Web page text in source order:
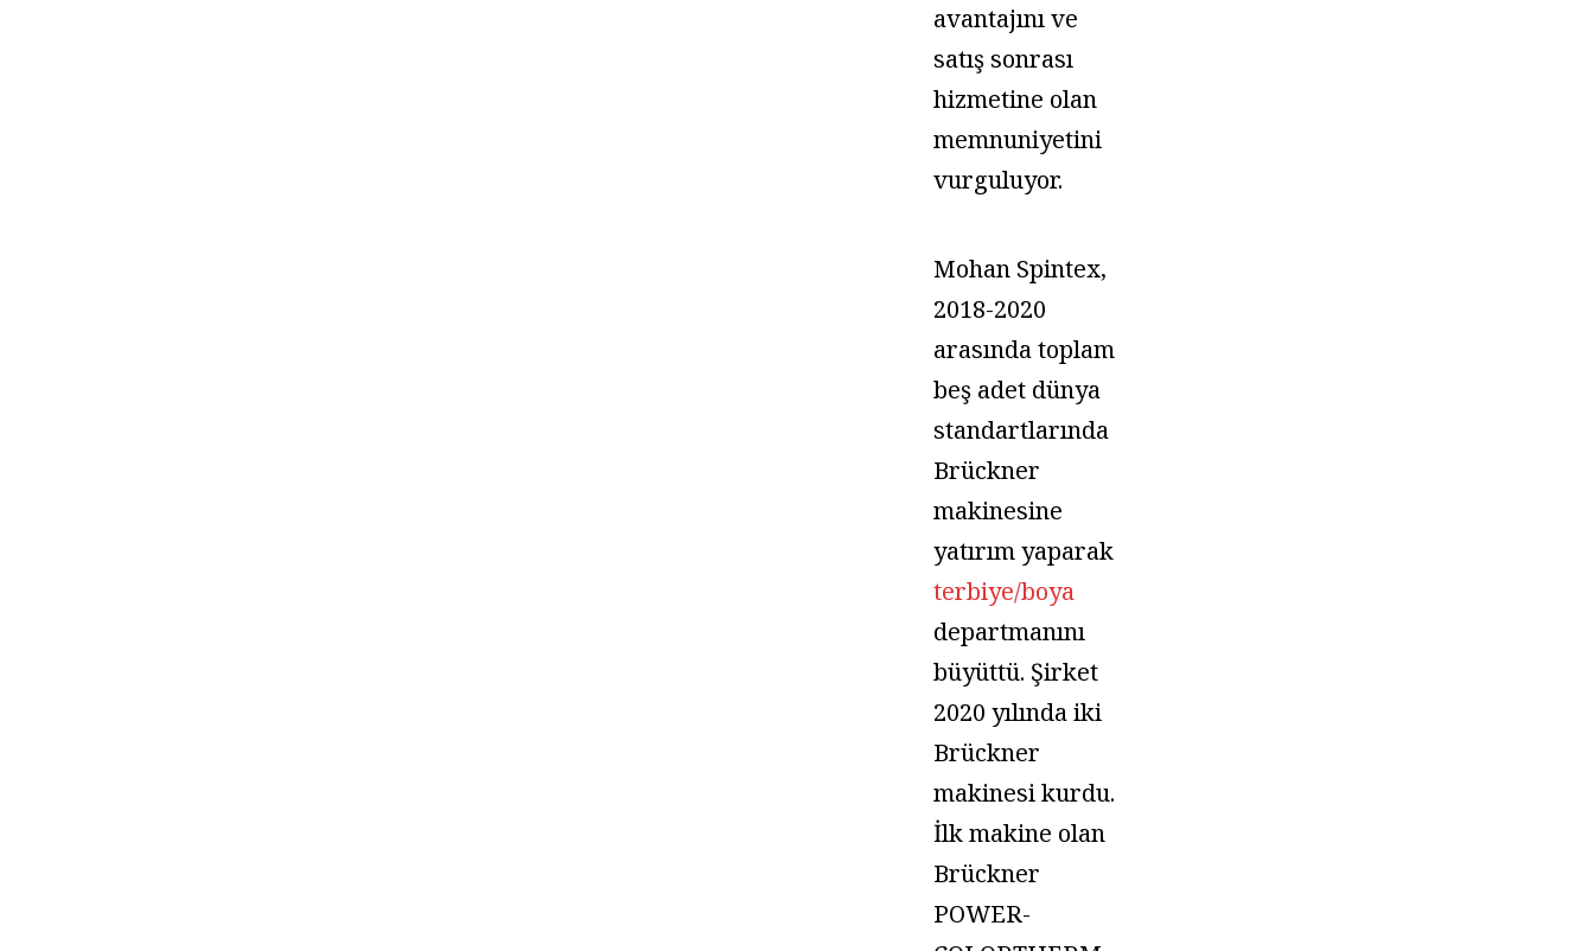
avantajını ve
satış sonrası
hizmetine olan
memnuniyetini
vurguluyor.
Mohan Spintex,
2018-2020
arasında toplam
beş adet dünya
standartlarında
Brückner
makinesine
yatırım yaparak
terbiye/boya
departmanını
büyüttü. Şirket
2020 yılında iki
Brückner
makinesi kurdu.
İlk makine olan
Brückner
POWER-